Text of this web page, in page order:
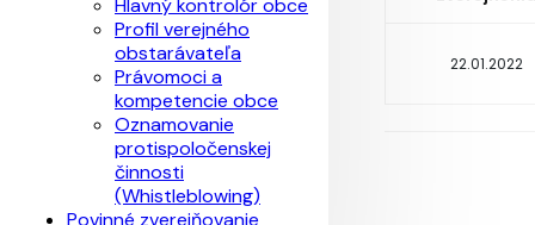
22.01.2022
Hlavný kontrolór obce
Profil verejného
obstarávateľa
Právomoci a
kompetencie obce
Oznamovanie
protispoločenskej
činnosti
(Whistleblowing)
Povinné zverejňovanie